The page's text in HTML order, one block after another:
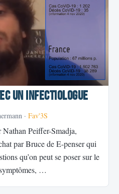
un infectiologue
· Fav'3S
Peiffer-Smadja,
par Bruce de E-penser qui
qu’on peut se poser sur le
…